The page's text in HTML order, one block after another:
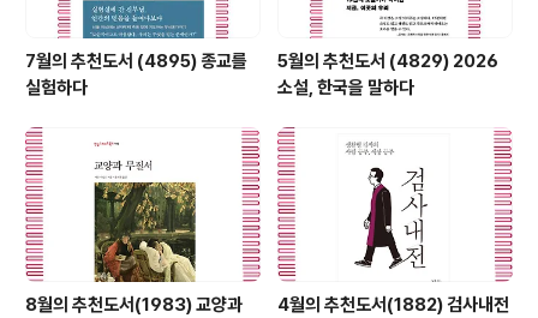
7월의 추천도서 (4895) 종교를
실험하다
5월의 추천도서 (4829) 2026
소설, 한국을 말하다
8월의 추천도서(1983) 교양과
4월의 추천도서(1882) 검사내전